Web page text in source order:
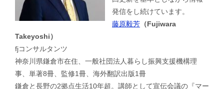
発信をし続けています。
藤原毅芳 （Fujiwara
Takeyoshi）
fjコンサルタンツ
神奈川県鎌倉市在住、一般社団法人暮らし振興支援機構理
事、単著8冊、監修1冊、海外翻訳出版1冊
鎌倉と長野の2拠点生活10年超。講師として宣伝会議の『マー